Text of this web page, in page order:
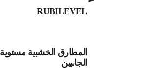
RUBILEVEL
المطارق الخشبية مستوية
الجانبين